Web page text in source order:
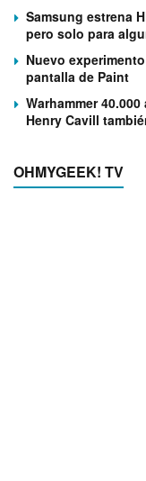
Samsung estrena
pero solo para
Nuevo
pantalla de Paint
Warhammer
Henry Cavill
OHMYGEEK! TV